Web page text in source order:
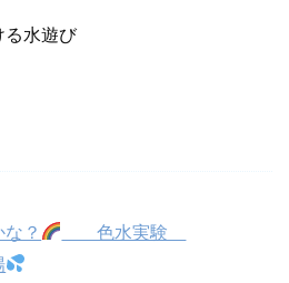
る水遊び
？
色水実験